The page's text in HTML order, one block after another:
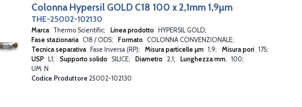
SUNNIEST
SUNRISE
SUNSHELL
SUPERSPHER
SYNCRONIS
TRACER CARBOHYDRATES
TRACER EXCEL 300
Colonna Hypersil GOLD C18 100 x 2,1mm 1,9µm
THE-25002-102130
Marca Thermo Scientific Linea prodotto
HYPERSIL GOLD
Fase stazionaria C18 / ODS Formato COLONNA CONVENZIONALE
Tecnica separativa
Fase Inversa (RP) Misura particelle µm 1,9 Misura pori 175
USP
L1 Supporto solido SILICE Diametro 2,1 Lunghezza mm. 100
UM. N
Codice Produttore 25002-102130